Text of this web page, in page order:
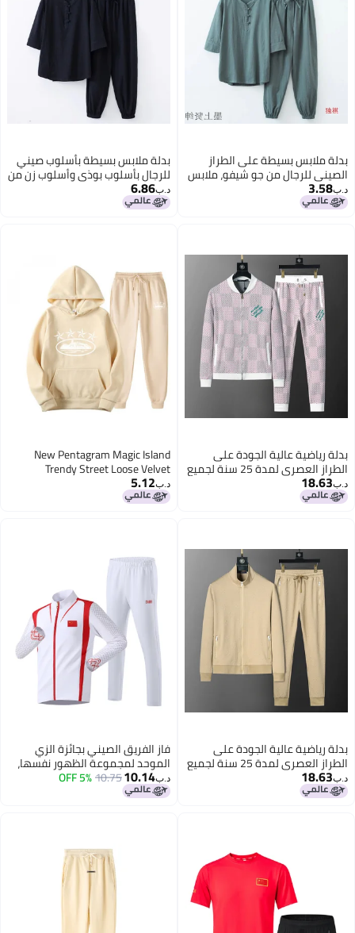
بدلة ملابس بسيطة على الطراز
الصيني للرجال من جو شيفو، ملابس
عباد البوذا، ملابس زين، بدلة تأمل
للنساء، بدلة تانغ
د.ب‏3.58
بدلة ملابس بسيطة بأسلوب صيني
للرجال بأسلوب بوذي وأسلوب زن من
القطن والكتان لارتداء الملابس أثناء
عبادة بوذا، ملابس زن، بدلة تانغ
د.ب‏6.86
بدلة رياضية عالية الجودة على
الطراز العصري لمدة 25 سنة لجميع
المناسبات مع طباعة فلوكينج على
كامل القطعة للرجال والنساء، بدلة
د.ب‏18.63
New Pentagram Magic Island
Trendy Street Loose Velvet
Sweatshirt Suit Men'S And
Women'S Hip-Hop Casual Suit
د.ب‏5.12
بدلة رياضية عالية الجودة على
الطراز العصري لمدة 25 سنة لجميع
المناسبات مع طباعة فلوكينج على
كامل القطعة للرجال والنساء، بدلة
د.ب‏18.63
فاز الفريق الصيني بجائزة الزي
الموحد لمجموعة الظهور نفسها،
زي الفنون القتالية الوطني، بدلة
رياضية للزوجين، ملابس رياضية، زي
د.ب‏10.14
10.75
5% OFF